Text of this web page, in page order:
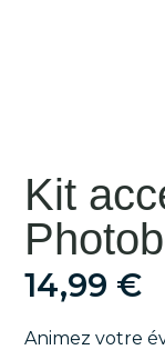
Kit
14,99 €
Animez votre